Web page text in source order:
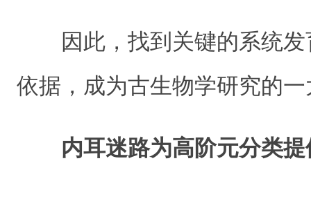
因此，找到关键的系统发
依据，成为古生物学研究的
内耳迷路为高阶元分类